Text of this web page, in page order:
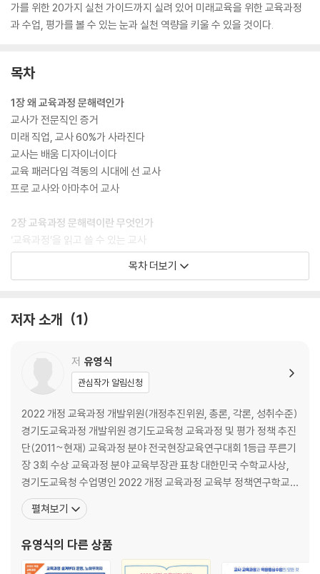
가를 위한 20가지 실천 가이드까지 실려 있어 미래교육을 위한 교육과정
과 수업, 평가를 볼 수 있는 눈과 실천 역량을 키울 수 있을 것이다.
목차
1장 왜 교육과정 문해력인가
교사가 전문직인 증거
미래 직업, 교사 60%가 사라진다
교사는 배움 디자이너이다
교육 패러다임 격동의 시대에 선 교사
프로 교사와 아마추어 교사
2장 교육과정 문해력이란 무엇인가
‘교육과정’을 읽고 쓸 수 있는 교사
교육과정 문해력, 文解와 活用의 콜라보레이션
교사, Delivery에서 Designer가 되다
교사별 교육과정
교육과정 문해력, 디테일을 더하다
교육과정 문해력에 따른 4가지 운영 사례
교육과정 문해력 Self Test
3장 교육과정-수업-평가-기록 일체화, 어디까지 가 봤니?
교과서로 하나였던 교육과정-수업-평가, 균열이 생기기 시작하다
교육과정-수업-평가-기록 일체화, 과학으로 증명하다
교-수-평-기에 ‘주제’를 입히다
학교별&교사별 교육과정-수업-평가-기록
교육과정을 알면 과정중심평가가 보인다
과정중심평가, 평가 백화점?
목차 더보기
저자 소개 1
저 유영식
관심작가 알림신청
2022 개정 교육과정 개발위원(개정추진위원, 총론, 각론, 성취수준)
경기도교육과정 개발위원 경기도교육청 교육과정 및 평가 정책 추진
단(2011~현재) 교육과정 분야 전국현장교육연구대회 1등급 푸른기
장 3회 수상 교육과정 분야 교육부장관 표창 대한민국 수학교사상,
경기도교육청 수업명인 2022 개정 교육과정 교육부 정책연구학교
담당(2023) 전국 17개 시·도 교육청 및 교육연수원 교육과정-수업-
평가 및 학교자율시간 주제 교감자격, 1급정교사 자격, 신규교사, 수
혁), 미래교육플러스 패널 출연 티처
펼쳐보기
유영식의 다른 상품